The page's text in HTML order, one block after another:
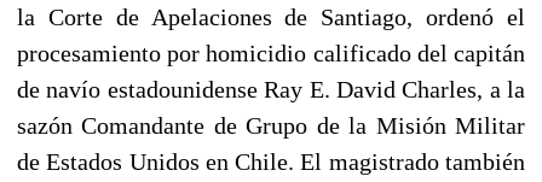
la Corte de Apelaciones de Santiago, ordenó el
procesamiento por homicidio calificado del capitán
de navío estadounidense Ray E. David Charles, a la
sazón Comandante de Grupo de la Misión Militar
de Estados Unidos en Chile. El magistrado también